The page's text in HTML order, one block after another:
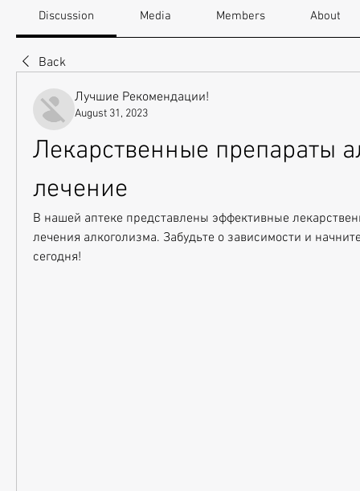
Discussion Media Members About
Back
Лучшие Рекомендации!
August 31, 2023
Лекарственные препараты
лечение
В нашей аптеке представлены эффективные
лечения алкоголизма. Забудьте о зависимости и
сегодня!